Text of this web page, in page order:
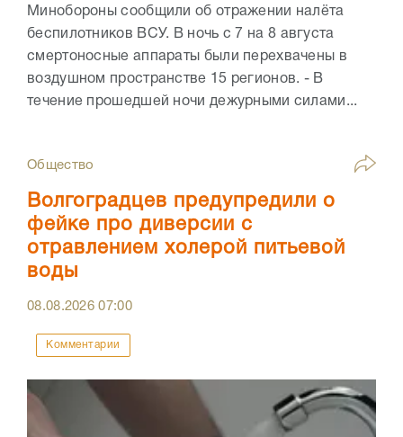
Минобороны сообщили об отражении налёта
беспилотников ВСУ. В ночь с 7 на 8 августа
смертоносные аппараты были перехвачены в
воздушном пространстве 15 регионов. - В
течение прошедшей ночи дежурными силами...
Общество
Волгоградцев предупредили о
фейке про диверсии с
отравлением холерой питьевой
воды
08.08.202607:00
Комментарии